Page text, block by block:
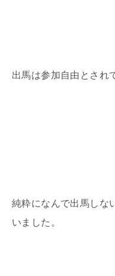
出馬は参加自由とされ
純粋になんで出馬しな
いました。